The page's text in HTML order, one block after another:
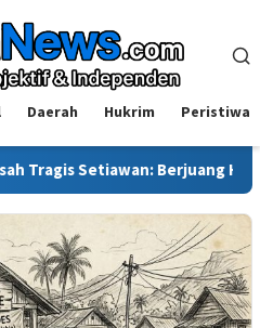
Daerah Hukrim Peristiwa
Berjuang Hidupi Adik-